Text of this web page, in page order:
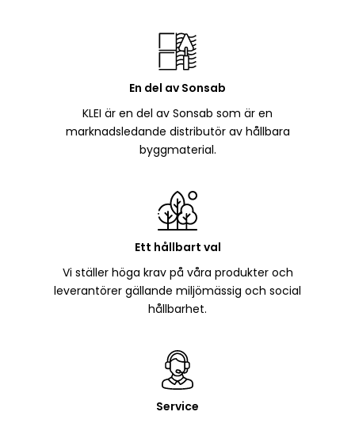
En del av Sonsab
KLEI är en del av Sonsab som är en
marknadsledande distributör av hållbara
byggmaterial.
Ett hållbart val
Vi ställer höga krav på våra produkter och
leverantörer gällande miljömässig och social
hållbarhet.
Service